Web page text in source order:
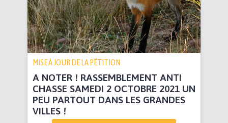
MISE À JOUR DE LA PÉTITION
A NOTER ! RASSEMBLEMENT ANTI
CHASSE SAMEDI 2 OCTOBRE 2021 UN
PEU PARTOUT DANS LES GRANDES
VILLES !